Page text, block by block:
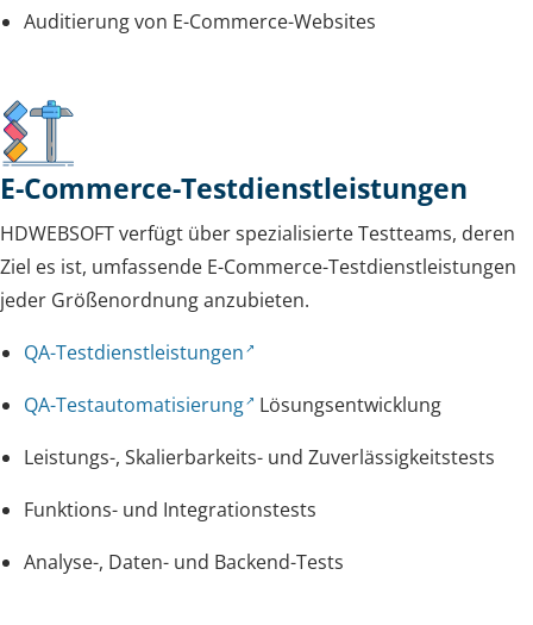
Auditierung von E-Commerce-Websites
E-Commerce-Testdienstleistungen
HDWEBSOFT verfügt über spezialisierte Testteams, deren
Ziel es ist, umfassende E-Commerce-Testdienstleistungen
jeder Größenordnung anzubieten.
QA-Testdienstleistungen
QA-Testautomatisierung
Lösungsentwicklung
Leistungs-, Skalierbarkeits- und Zuverlässigkeitstests
Funktions- und Integrationstests
Analyse-, Daten- und Backend-Tests